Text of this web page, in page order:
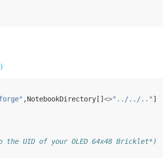
,NotebookDirectory [] <>"../../.." ]
the UID of your OLED 64x48 Bricklet*)